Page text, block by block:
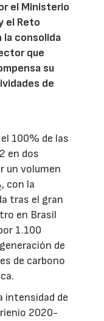
el Ministerio
el Reto
la consolida
que
su
de
100% de las
en dos
un volumen
, con la
tras el gran
en Brasil
1.100
de
de carbono
intensidad de
2020-